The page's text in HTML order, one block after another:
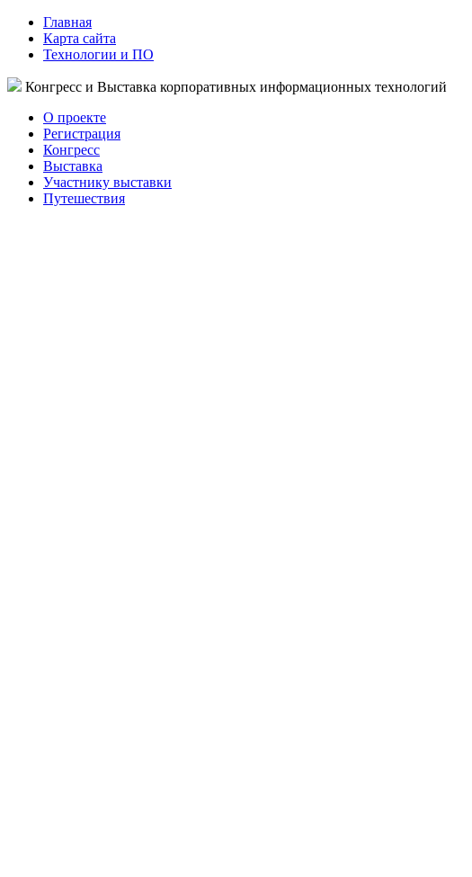
Главная
Карта сайта
Технологии и ПО
Конгресс и Выставка корпоративных информационных технологий
О проекте
Регистрация
Конгресс
Выставка
Участнику выставки
Путешествия